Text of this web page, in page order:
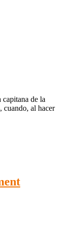
de la
cuando, al hacer